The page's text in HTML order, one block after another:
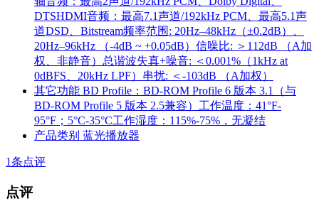
DTSHDMI音频：最高7.1声道/192kHz PCM、最高5.1声
道DSD、Bitstream频率范围: 20Hz–48kHz（±0.2dB）、
20Hz–96kHz （-4dB ~ +0.05dB）信噪比: ＞112dB （A加
权、非静音）总谐波失真+噪音: ＜0.001%（1kHz at
0dBFS、20kHz LPF）串扰: ＜-103dB （A加权）
其它功能 BD Profile：BD-ROM Profile 6 版本 3.1（与
BD-ROM Profile 5 版本 2.5兼容）工作温度：41°F-
95°F；5°C-35°C工作湿度：115%-75%，无凝结
产品类别 蓝光播放器
1条点评
点评